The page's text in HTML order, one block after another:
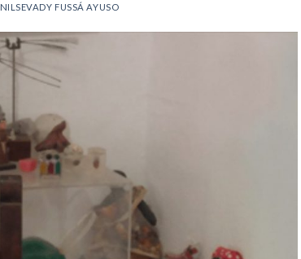
NILSEVADY FUSSÁ AYUSO